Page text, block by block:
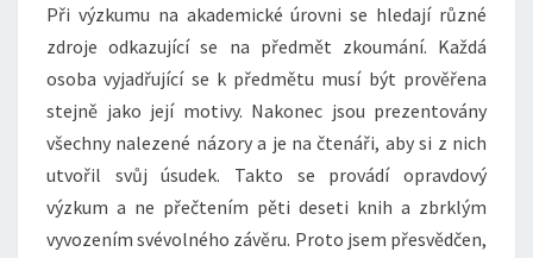
Při výzkumu na akademické úrovni se hledají různé
zdroje odkazující se na předmět zkoumání. Každá
osoba vyjadřující se k předmětu musí být prověřena
stejně jako její motivy. Nakonec jsou prezentovány
všechny nalezené názory a je na čtenáři, aby si z nich
utvořil svůj úsudek. Takto se provádí opravdový
výzkum a ne přečtením pěti deseti knih a zbrklým
vyvozením svévolného závěru. Proto jsem přesvědčen,